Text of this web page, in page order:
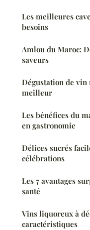
Les meilleures
besoins
Amlou du Maroc:
saveurs
Dégustation de vin
meilleur
Les bénéfices du
en gastronomie
Délices sucrés
célébrations
Les 7 avantages
santé
Vins liquoreux à
caractéristiques